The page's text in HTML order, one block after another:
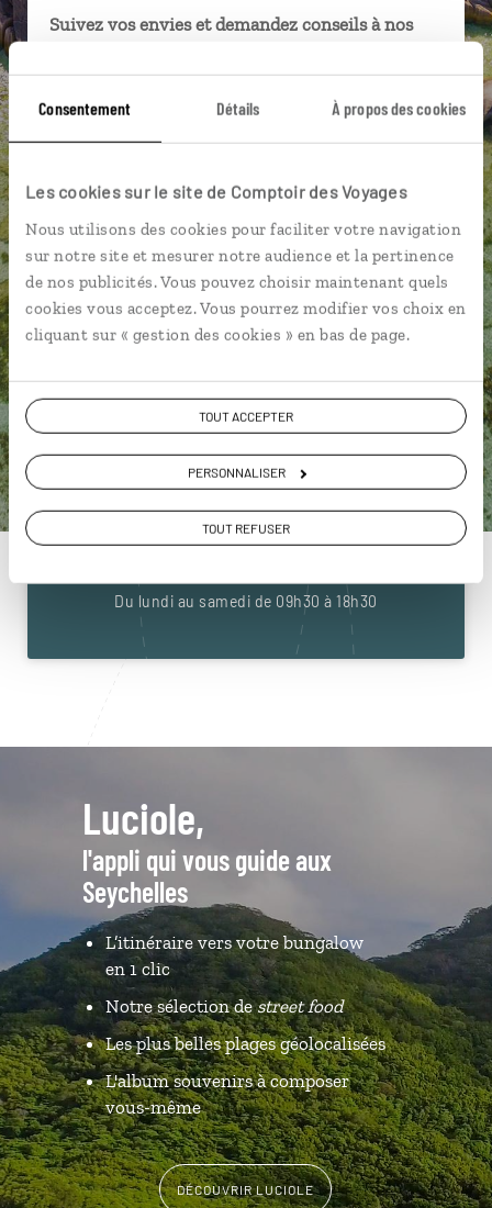
Consentement Détails À propos des cookies
Les cookies sur le site de Comptoir des Voyages
Nous utilisons des cookies pour faciliter votre navigation
sur notre site et mesurer notre audience et la pertinence
de nos publicités. Vous pouvez choisir maintenant quels
cookies vous acceptez. Vous pourrez modifier vos choix en
cliquant sur « gestion des cookies » en bas de page.
TOUT ACCEPTER
PERSONNALISER
TOUT REFUSER
Suivez vos envies et demandez conseils à nos
Ils sauront organiser votre itinéraire au plus
près de vos envies et de la réalité du pays.
connectés en agence, mais aussi par email ou
Vous gardez le même interlocuteur avant,
pendant et après votre voyage.
DEMANDER UN DEVIS
Construisez votre voyage avec un spécialiste
01 85 08 23 59
Du lundi au samedi de 09h30 à 18h30
Luciole,
l'appli qui vous guide aux
Seychelles
L’itinéraire vers votre bungalow
en 1 clic
Notre sélection destreet food
Les plus belles plages géolocalisées
L'album souvenirs à composer
vous-même
DÉCOUVRIR LUCIOLE